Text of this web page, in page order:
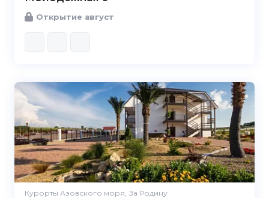
Открытие август
Курорты Азовского моря, За Родину